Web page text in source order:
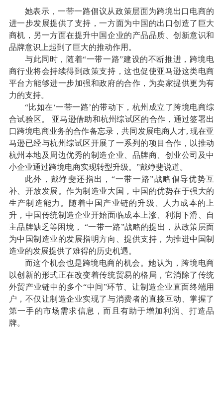
她表示，一带一路倡议从政策层面为跨境出口电商的
进一步发展提供了支持，一方面为中国的出口创造了巨大
商机，另一方面在提升中国企业的产品品质、创新意识和
品牌意识上起到了巨大的推动作用。
与此同时，随着“一带一路”建设的不断推进，跨境电
商行业将会持续得到政策支持，这也促使亚马逊这类电商
平台方能够进一步加强和政府的合作，为卖家提供更为有
力的支持。
“比如在‘一带一路’的带动下，杭州成立了跨境电商综
合试验区。 亚马逊借助和杭州综试区的合作，通过签署出
口跨境电商业务的合作备忘录，共同发展电商人才, 现在亚
马逊已经与杭州综试区开展了一系列的项目合作，以推动
杭州本地及周边优秀的制造企业、品牌商、创业公司及中
小企业通过跨境电商实现转型升级。”戴竫斐说道。
此外，戴竫斐还指出，“一带一路”战略倡导优势互
补、开放发展。作为制造业大国，中国的优势在于强大的
生产制造能力。随着中国产业链的升级、人力成本的上
升，中国传统制造企业开始面临成本上涨、利润下滑、自
主品牌缺乏等困境， “一带一路”战略的提出，从政策层面
为中国制造业的发展指明方向、提供支持，为推进中国制
造业的发展提供了难得的历史机遇。
而这个机会也是跨境电商的机会。她认为，跨境电商
以创新的形式正在改变着传统贸易的格局，它消除了传统
外贸产业链中的多个“中间”环节、让制造企业直面终端用
户，不仅让制造企业实现了与消费者的直接互动、掌握了
第一手的市场需求信息，而且有助于增加利润、打造品
牌。